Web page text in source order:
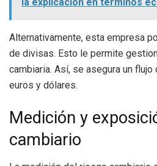
Alternativamente, esta empresa
de divisas. Esto le permite
cambiaria. Así, se asegura un
euros y dólares.
Medición y
cambiario